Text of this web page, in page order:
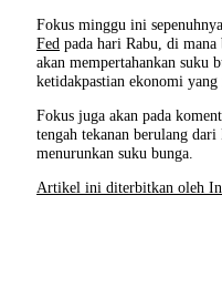
Fokus minggu ini
Fed pada hari Rabu, di mana
akan mempertahankan suku
ketidakpastian ekonomi
Fokus juga akan pada
tengah tekanan berulang
menurunkan suku bunga.
Artikel ini diterbitkan oleh